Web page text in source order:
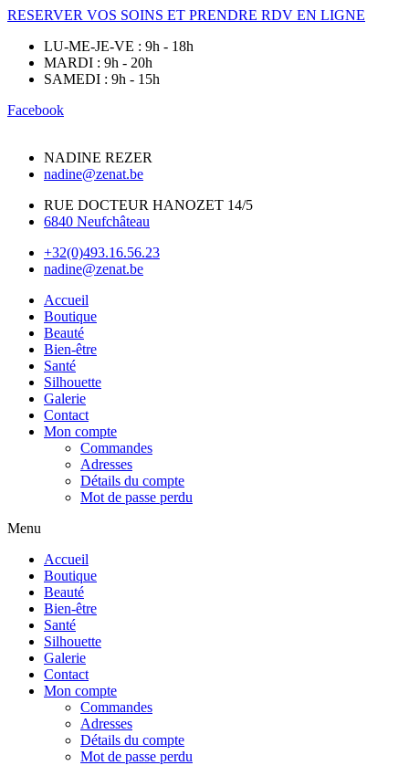
RESERVER VOS SOINS ET PRENDRE RDV EN LIGNE
LU-ME-JE-VE : 9h - 18h
MARDI : 9h - 20h
SAMEDI : 9h - 15h
Facebook
NADINE REZER
nadine@zenat.be
RUE DOCTEUR HANOZET 14/5
6840 Neufchâteau
+32(0)493.16.56.23
nadine@zenat.be
Accueil
Boutique
Beauté
Bien-être
Santé
Silhouette
Galerie
Contact
Mon compte
Commandes
Adresses
Détails du compte
Mot de passe perdu
Menu
Accueil
Boutique
Beauté
Bien-être
Santé
Silhouette
Galerie
Contact
Mon compte
Commandes
Adresses
Détails du compte
Mot de passe perdu